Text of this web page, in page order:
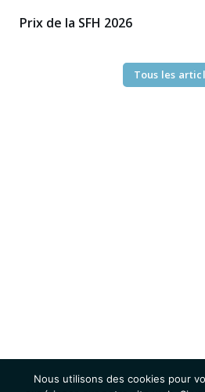
Prix de la SFH 2026
Tous les
Nous utilisons des cookies pour